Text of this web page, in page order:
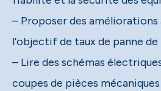
– Proposer des améliorations
l’objectif de taux de panne
– Lire des schémas
coupes de pièces mécaniques